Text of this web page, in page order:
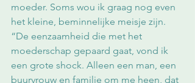
moeder. Soms wou ik graag nog even
het kleine, beminnelijke meisje zijn.
“De eenzaamheid die met het
moederschap gepaard gaat, vond ik
een grote shock. Alleen een man, een
buurvrouw en familie om me heen, dat